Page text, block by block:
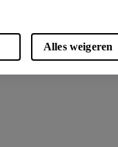
Alles weigeren